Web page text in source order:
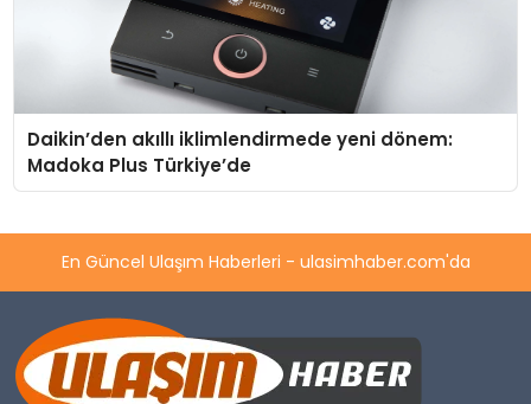
Daikin’den akıllı iklimlendirmede yeni dönem:
Madoka Plus Türkiye’de
En Güncel Ulaşım Haberleri - ulasimhaber.com'da